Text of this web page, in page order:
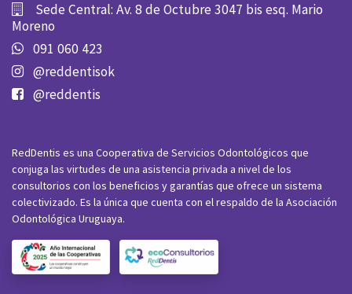
Sede Central: Av. 8 de Octubre 3047 bis esq. Mario
Moreno
091 060 423
@reddentisok
@reddentis
RedDentis es una Cooperativa de Servicios Odontológicos que
conjuga las virtudes de una asistencia privada a nivel de los
consultorios con los beneficios y garantías que ofrece un sistema
colectivizado. Es la única que cuenta con el respaldo de la Asociación
Odontológica Uruguaya.